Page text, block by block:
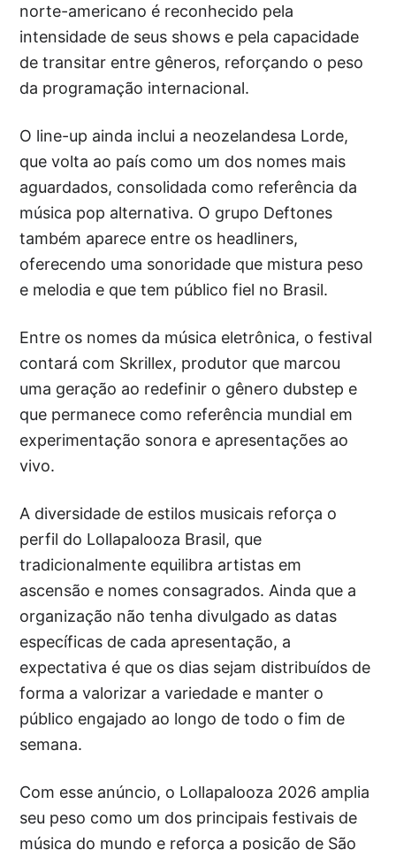
norte-americano é reconhecido pela
intensidade de seus shows e pela capacidade
de transitar entre gêneros, reforçando o peso
da programação internacional.
O line-up ainda inclui a neozelandesa Lorde,
que volta ao país como um dos nomes mais
aguardados, consolidada como referência da
música pop alternativa. O grupo Deftones
também aparece entre os headliners,
oferecendo uma sonoridade que mistura peso
e melodia e que tem público fiel no Brasil.
Entre os nomes da música eletrônica, o festival
contará com Skrillex, produtor que marcou
uma geração ao redefinir o gênero dubstep e
que permanece como referência mundial em
experimentação sonora e apresentações ao
vivo.
A diversidade de estilos musicais reforça o
perfil do Lollapalooza Brasil, que
tradicionalmente equilibra artistas em
ascensão e nomes consagrados. Ainda que a
organização não tenha divulgado as datas
específicas de cada apresentação, a
expectativa é que os dias sejam distribuídos de
forma a valorizar a variedade e manter o
público engajado ao longo de todo o fim de
semana.
Com esse anúncio, o Lollapalooza 2026 amplia
seu peso como um dos principais festivais de
música do mundo e reforça a posição de São